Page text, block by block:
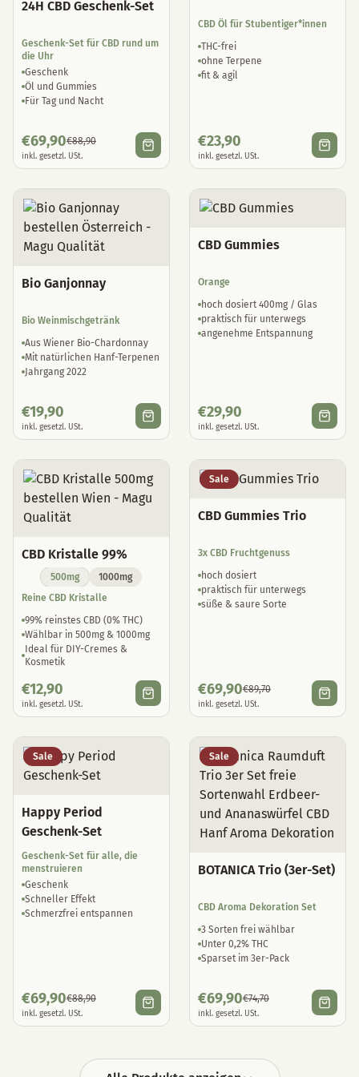
24H CBD Geschenk-Set
Geschenk-Set für CBD rund um
die Uhr
Geschenk
Öl und Gummies
Für Tag und Nacht
€69,90€88,90
inkl. gesetzl. USt.
CBD Öl für Stubentiger*innen
THC-frei
ohne Terpene
fit & agil
€23,90
inkl. gesetzl. USt.
Bio Ganjonnay
Bio Weinmischgetränk
Aus Wiener Bio-Chardonnay
Mit natürlichen Hanf-Terpenen
Jahrgang 2022
€19,90
inkl. gesetzl. USt.
CBD Gummies
Orange
hoch dosiert 400mg / Glas
praktisch für unterwegs
angenehme Entspannung
€29,90
inkl. gesetzl. USt.
CBD Kristalle 99%
500mg
1000mg
Reine CBD Kristalle
99% reinstes CBD (0% THC)
Wählbar in 500mg & 1000mg
Ideal für DIY-Cremes &
Kosmetik
€12,90
inkl. gesetzl. USt.
Sale
CBD Gummies Trio
3x CBD Fruchtgenuss
hoch dosiert
praktisch für unterwegs
süße & saure Sorte
€69,90€89,70
inkl. gesetzl. USt.
Sale
Happy Period
Geschenk-Set
Geschenk-Set für alle, die
menstruieren
Geschenk
Schneller Effekt
Schmerzfrei entspannen
€69,90€88,90
inkl. gesetzl. USt.
Sale
BOTANICA Trio (3er-Set)
CBD Aroma Dekoration Set
3 Sorten frei wählbar
Unter 0,2% THC
Sparset im 3er-Pack
€69,90€74,70
inkl. gesetzl. USt.